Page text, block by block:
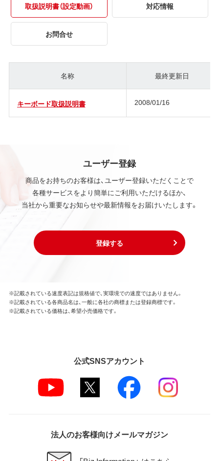
取扱説明書（設定動画） 対応情報
お問合せ
名称 最終更新日
キーボード取扱説明書 2008/01/16
ユーザー登録
商品をお持ちのお客様は、ユーザー登録いただくことで
各種サービスをより簡単にご利用いただけるほか、
当社から重要なお知らせや最新情報をお届けいたします。
登録する
※記載されている速度表記は規格値で、実環境での速度ではありません。
※記載されている各商品名は、一般に各社の商標または登録商標です。
※記載されている価格は、希望小売価格です。
公式SNSアカウント
法人のお客様向けメールマガジン